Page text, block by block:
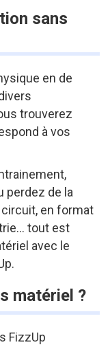
sans
en de
trouverez
à vos
perdez de la
en format
tout est
avec le
matériel ?
FizzUp